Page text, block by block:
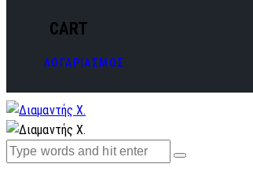
CART
ΛΟΓΑΡΙΑΣΜΟΣ